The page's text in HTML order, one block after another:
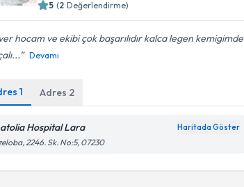
5 (2 Değerlendirme)
hocam ve ekibi çok başarılıdır kalca legen kemigimde
Devamı
1 Adres 2
Hospital Lara Haritada Göster
2246. Sk. No:5, 07230